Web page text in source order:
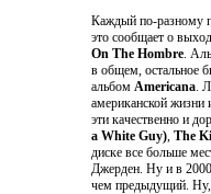
Каждый по-разному
это сообщает о
On The Hombre.
в общем, остальное
альбом Americana.
американской жизни
эти качественно и
a White Guy), The
диске все больше
Джерден. Ну и в
чем предыдущий.